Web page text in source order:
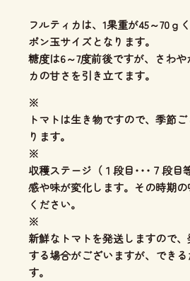
フルティカは、1果重が45～70ｇ
ポン玉サイズとなります。
糖度は6～7度前後ですが、さわ
カの甘さを引き立てます。
※
トマトは生き物ですので、季節
ります。
※
収穫ステージ（１段目･･･７段目
感や味が変化します。その時期
ください。
※
新鮮なトマトを発送しますので
する場合がございますが、でき
す。